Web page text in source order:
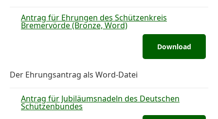
Antrag für Ehrungen des Schützenkreis
Bremervörde (Bronze, Word)
Download
Der Ehrungsantrag als Word-Datei
Antrag für Jubiläumsnadeln des Deutschen
Schützenbundes